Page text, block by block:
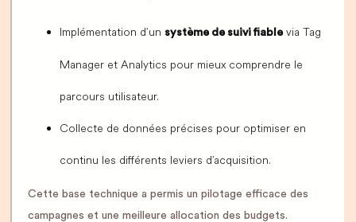
Implémentation d’un système de suivi fiablevia Tag
Manager et Analytics pour mieux comprendre le
parcours utilisateur.
Collecte de données précises pour optimiser en
continu les différents leviers d’acquisition.
Cette base technique a permis un pilotage efficace des
campagnes et une meilleure allocation des budgets.